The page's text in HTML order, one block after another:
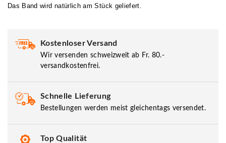
Das Band wird natürlich am Stück geliefert.
Kostenloser Versand
Wir versenden schweizweit ab Fr. 80.-
versandkostenfrei.
Schnelle Lieferung
Bestellungen werden meist gleichentags versendet.
Top Qualität